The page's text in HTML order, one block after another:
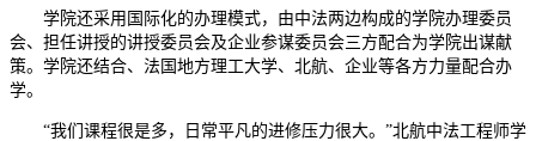
学院还采用国际化的办理模式，由中法两边构成的学院办理委员
会、担任讲授的讲授委员会及企业参谋委员会三方配合为学院出谋献
策。学院还结合、法国地方理工大学、北航、企业等各方力量配合办
学。
“我们课程很是多，日常平凡的进修压力很大。”北航中法工程师学